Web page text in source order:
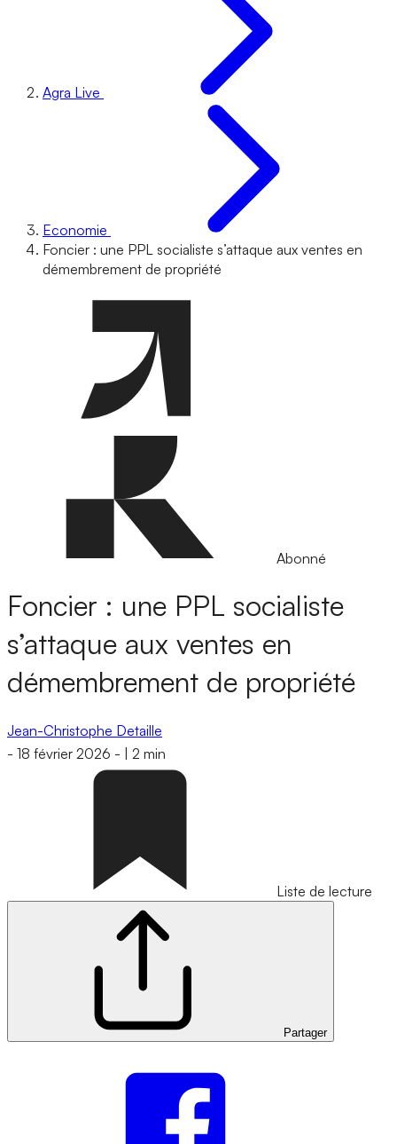
Agra Live
Economie
Foncier : une PPL socialiste s’attaque aux ventes en
démembrement de propriété
Abonné
Foncier : une PPL socialiste
s’attaque aux ventes en
démembrement de propriété
Jean-Christophe Detaille
- 18 février 2026 - 2 min
Liste de lecture
Partager